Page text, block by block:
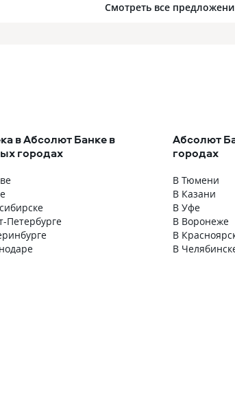
Смотреть все
в Абсолют Банке в
городах
Петербурге
Абсолют
городах
В Тюмени
В Казани
В Уфе
В Воронеже
В
В